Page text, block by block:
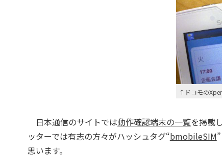
↑ドコモの
日本通信のサイトでは動作確認端末の一覧を掲載
ッターでは有志の方々がハッシュタグ“bmobileSIM
思います。